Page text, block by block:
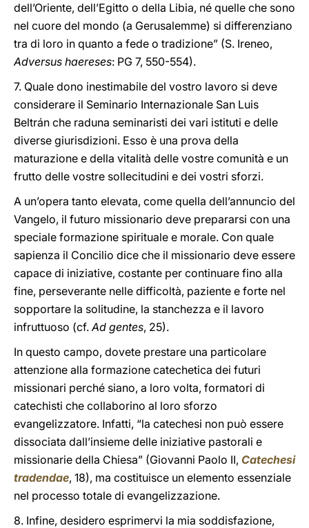
dell’Oriente, dell’Egitto o della Libia, né quelle che sono
nel cuore del mondo (a Gerusalemme) si differenziano
tra di loro in quanto a fede o tradizione” (S. Ireneo,
Adversus haereses: PG 7, 550-554).
7. Quale dono inestimabile del vostro lavoro si deve
considerare il Seminario Internazionale San Luis
Beltrán che raduna seminaristi dei vari istituti e delle
diverse giurisdizioni. Esso è una prova della
maturazione e della vitalità delle vostre comunità e un
frutto delle vostre sollecitudini e dei vostri sforzi.
A un’opera tanto elevata, come quella dell’annuncio del
Vangelo, il futuro missionario deve prepararsi con una
speciale formazione spirituale e morale. Con quale
sapienza il Concilio dice che il missionario deve essere
capace di iniziative, costante per continuare fino alla
fine, perseverante nelle difficoltà, paziente e forte nel
sopportare la solitudine, la stanchezza e il lavoro
infruttuoso (cf.Ad gentes, 25).
In questo campo, dovete prestare una particolare
attenzione alla formazione catechetica dei futuri
missionari perché siano, a loro volta, formatori di
catechisti che collaborino al loro sforzo
evangelizzatore. Infatti, “la catechesi non può essere
dissociata dall’insieme delle iniziative pastorali e
missionarie della Chiesa” (Giovanni Paolo II, Catechesi
tradendae, 18), ma costituisce un elemento essenziale
nel processo totale di evangelizzazione.
8. Infine, desidero esprimervi la mia soddisfazione,